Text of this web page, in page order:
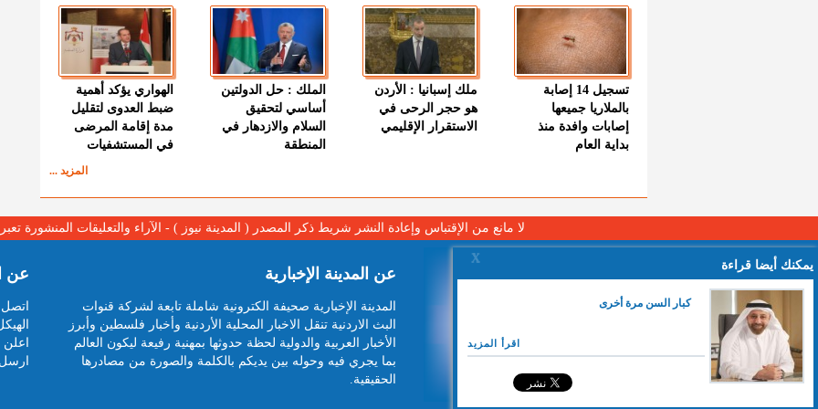
تسجيل 14 إصابة
بالملاريا جميعها
إصابات وافدة منذ
بداية العام
ملك إسبانيا : الأردن
هو حجر الرحى في
الاستقرار الإقليمي
الملك : حل الدولتين
أساسي لتحقيق
السلام والازدهار في
المنطقة
الهواري يؤكد أهمية
ضبط العدوى لتقليل
مدة إقامة المرضى
في المستشفيات
المزيد ...
يمكنك أيضا قراءة
X
كبار السن مرة أخرى
اقرأ المزيد
لا مانع من الإقتباس وإعادة النشر شريط ذكر المصدر ( المدينة نيوز ) - الآراء والتعليقات المنشورة
عن المدينة الإخبارية
المدينة الإخبارية صحيفة الكترونية شاملة تابعة لشركة قنوات
البث الاردنية تنقل الاخبار المحلية الأردنية وأخبار فلسطين وأبرز
الأخبار العربية والدولية لحظة حدوثها بمهنية رفيعة ليكون العالم
بما يجري فيه وحوله بين يديكم بالكلمة والصورة من مصادرها
الحقيقية.
عن
اتصل
اعلن